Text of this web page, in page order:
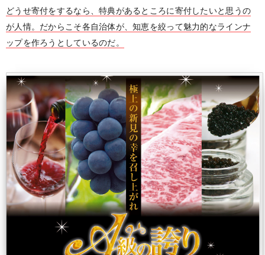
どうせ寄付をするなら、特典があるところに寄付したいと思うの
が人情。だからこそ各自治体が、知恵を絞って魅力的なラインナ
ップを作ろうとしているのだ。